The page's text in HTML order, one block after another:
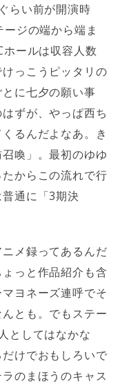
らい前が開演時
ジの端から端ま
ールは収容人数
っこうピッタリの
に七夕の願い事
ずが、やっぱ西ち
るんだよなあ。き
喚」。最初のゆゆ
からこの流れで行
通に「3期決
メ録ってあるんだ
っと作品紹介も含
ヨネーズ連呼でそ
とも。でもステー
としてはなかな
けでおもしろいで
のまほうのキャス